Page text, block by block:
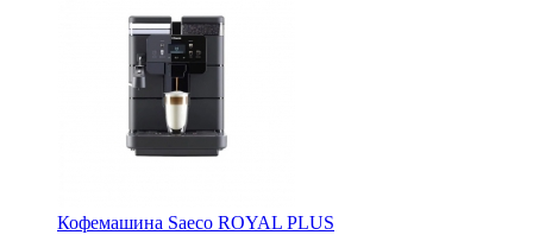
Кофемашина Saeco ROYAL PLUS